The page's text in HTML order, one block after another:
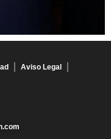
Aviso Legal